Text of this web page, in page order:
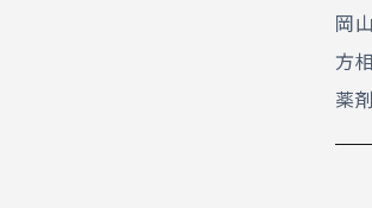
岡
方
薬